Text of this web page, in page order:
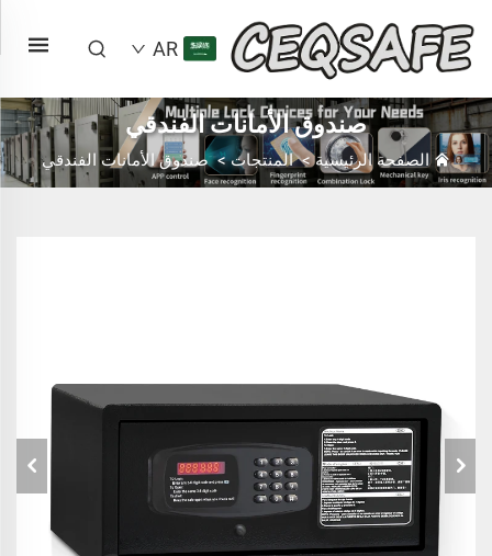
AR
صندوق الأمانات الفندقي
الصفحة الرئيسية>المنتجات>صندوق الأمانات الفندقي